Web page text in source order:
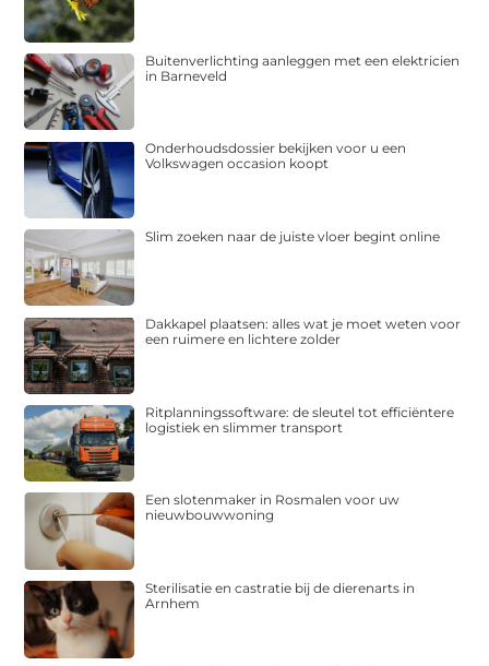
Buitenverlichting aanleggen met een elektricien
in Barneveld
Onderhoudsdossier bekijken voor u een
Volkswagen occasion koopt
Slim zoeken naar de juiste vloer begint online
Dakkapel plaatsen: alles wat je moet weten voor
een ruimere en lichtere zolder
Ritplanningssoftware: de sleutel tot efficiëntere
logistiek en slimmer transport
Een slotenmaker in Rosmalen voor uw
nieuwbouwwoning
Sterilisatie en castratie bij de dierenarts in
Arnhem